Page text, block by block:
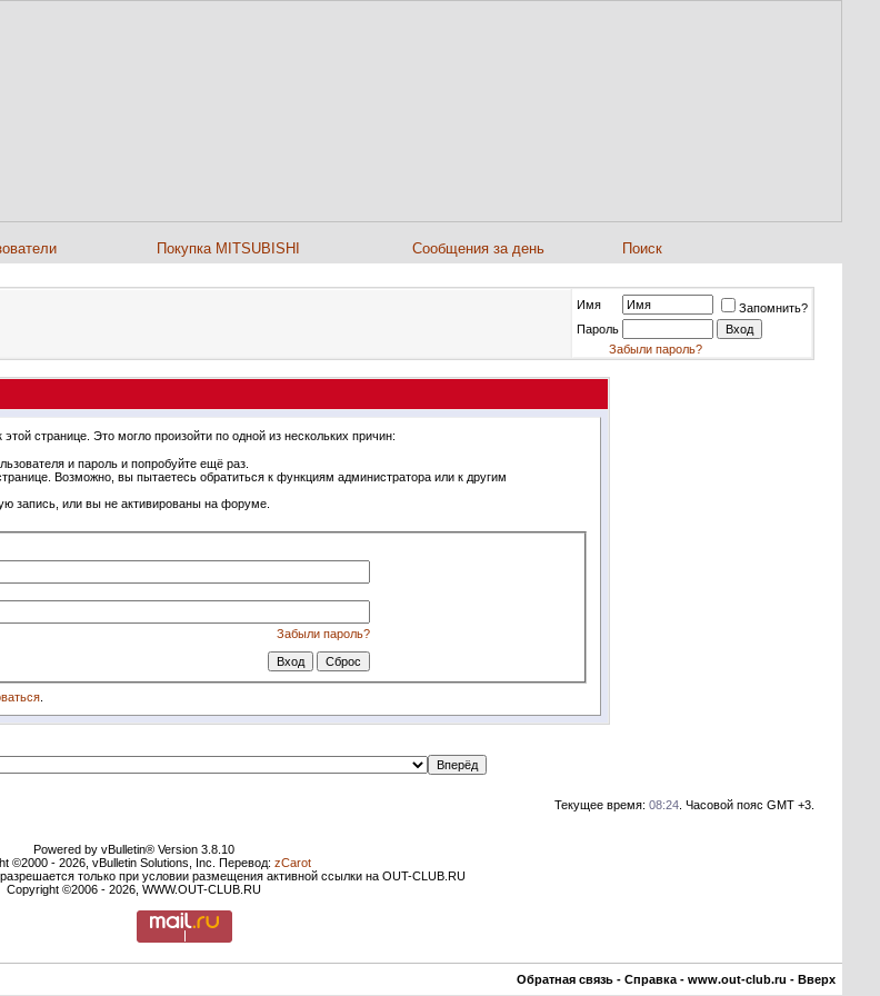
Покупка MITSUBISHI Сообщения за день Поиск
Имя
Запомнить?
Пароль
Забыли пароль?
странице. Это могло произойти по одной из нескольких причин:
и пароль и попробуйте ещё раз.
Возможно, вы пытаетесь обратиться к функциям администратора или к другим
запись, или вы не активированы на форуме.
Забыли пароль?
Текущее время: 08:24 . Часовой пояс GMT +3.
Powered by vBulletin® Version 3.8.10
©2000 - 2026, vBulletin Solutions, Inc. Перевод: zCarot
только при условии размещения активной ссылки на OUT-CLUB.RU
Copyright ©2006 - 2026, WWW.OUT-CLUB.RU
Обратная связь - Справка - www.out-club.ru - Вверх